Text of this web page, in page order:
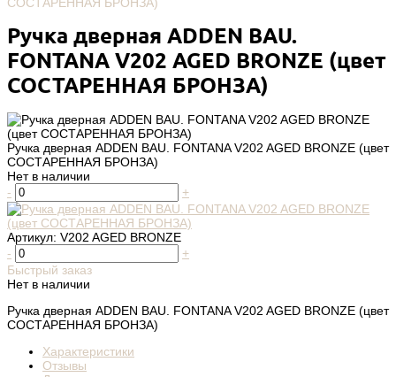
Ручка дверная ADDEN BAU.
FONTANA V202 AGED BRONZE (цвет
СОСТАРЕННАЯ БРОНЗА)
Ручка дверная ADDEN BAU. FONTANA V202 AGED BRONZE (цвет
СОСТАРЕННАЯ БРОНЗА)
Нет в наличии
-
+
Артикул: V202 AGED BRONZE
-
+
Быстрый заказ
Нет в наличии
Ручка дверная ADDEN BAU. FONTANA V202 AGED BRONZE (цвет
СОСТАРЕННАЯ БРОНЗА)
Характеристики
Отзывы